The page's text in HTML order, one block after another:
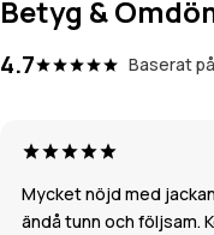
Betyg &
4.7 Baserat på
Mycket nöjd med
ändå tunn och följsam.